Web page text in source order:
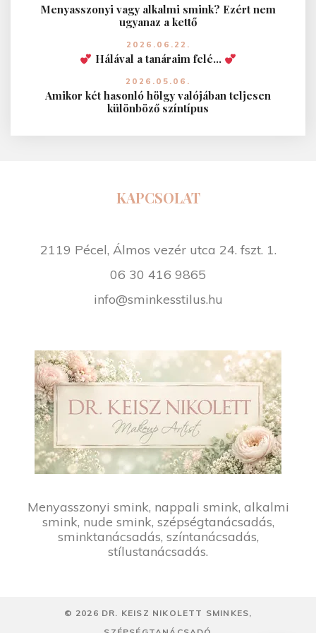
Menyasszonyi vagy alkalmi smink? Ezért nem
ugyanaz a kettő
Hálával a tanáraim felé…
2026.06.22.
Amikor két hasonló hölgy valójában teljesen
különböző színtípus
2026.05.06.
KAPCSOLAT
2119 Pécel, Álmos vezér utca 24. fszt. 1.
06 30 416 9865
info@sminkesstilus.hu
Menyasszonyi smink, nappali smink, alkalmi
smink, nude smink, szépségtanácsadás,
sminktanácsadás, színtanácsadás,
stílustanácsadás.
© 2026 DR. KEISZ NIKOLETT SMINKES,